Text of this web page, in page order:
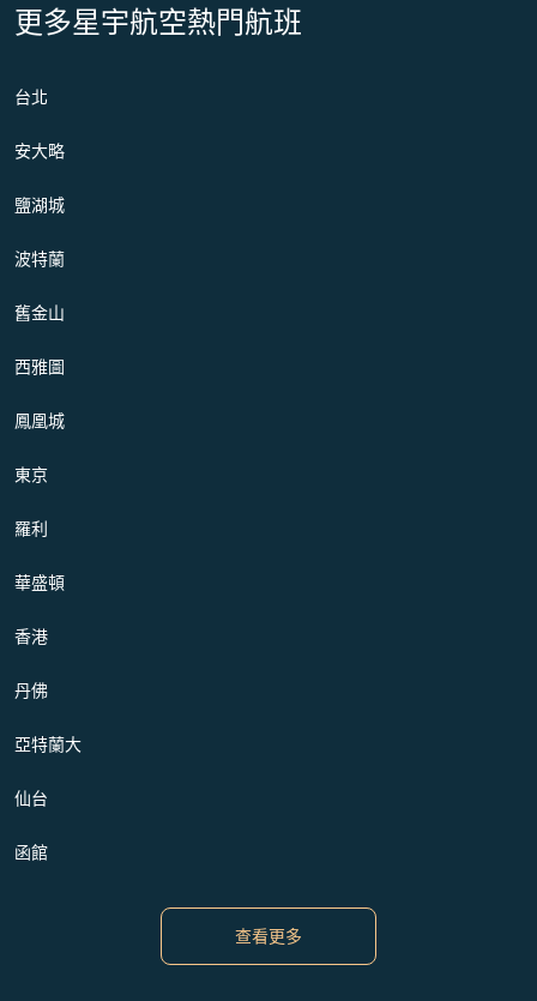
更多星宇航空熱門航班
台北
安大略
鹽湖城
波特蘭
舊金山
西雅圖
鳳凰城
東京
羅利
華盛頓
香港
丹佛
亞特蘭大
仙台
函館
查看更多